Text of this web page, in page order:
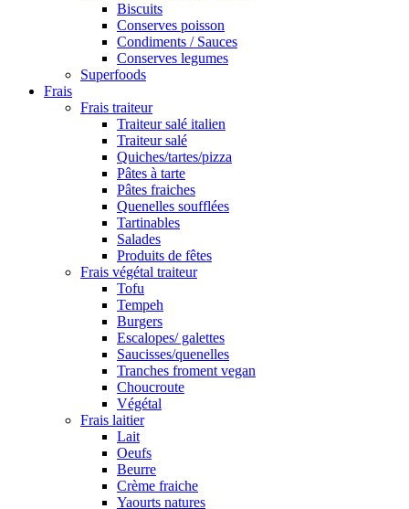
Biscuits
Conserves poisson
Condiments / Sauces
Conserves legumes
Superfoods
Frais
Frais traiteur
Traiteur salé italien
Traiteur salé
Quiches/tartes/pizza
Pâtes à tarte
Pâtes fraiches
Quenelles soufflées
Tartinables
Salades
Produits de fêtes
Frais végétal traiteur
Tofu
Tempeh
Burgers
Escalopes/ galettes
Saucisses/quenelles
Tranches froment vegan
Choucroute
Végétal
Frais laitier
Lait
Oeufs
Beurre
Crème fraiche
Yaourts natures